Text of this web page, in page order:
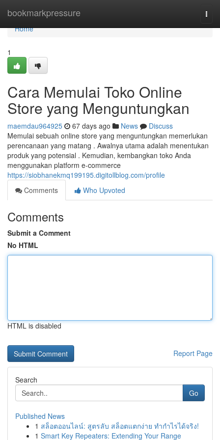
bookmarkpressure
Home
Home
1
Cara Memulai Toko Online
Store yang Menguntungkan
maemdau964925 67 days ago News
Discuss
Memulai sebuah online store yang menguntungkan memerlukan
perencanaan yang matang . Awalnya utama adalah menentukan
produk yang potensial . Kemudian, kembangkan toko Anda
menggunakan platform e-commerce
https://siobhanekmq199195.digitollblog.com/profile
Comments
Who Upvoted
Comments
Submit a Comment
No HTML
HTML is disabled
Report Page
Search
Go
Published News
1 สล็อตออนไลน์: สูตรลับ สล็อตแตกง่าย ทำกำไรได้จริง!
1 Smart Key Repeaters: Extending Your Range